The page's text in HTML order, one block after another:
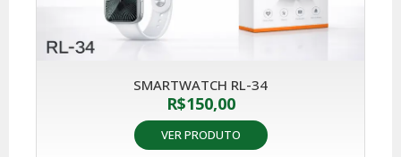
SMARTWATCH RL-34
R$150,00
VER PRODUTO